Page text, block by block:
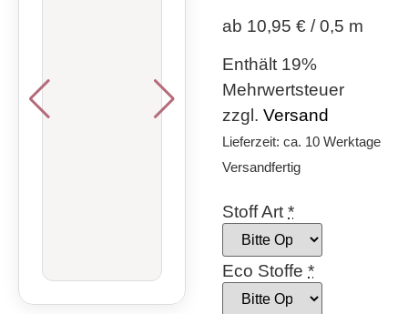
ab 10,95 € / 0,5 m
Enthält 19%
Mehrwertsteuer
zzgl. Versand
Lieferzeit: ca. 10 Werktage
Versandfertig
Stoff Art *
Eco Stoffe *